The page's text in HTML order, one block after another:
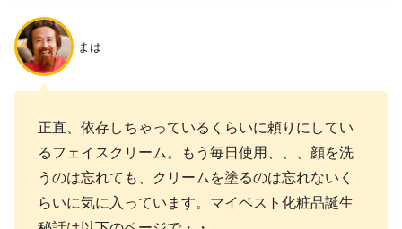
まは
正直、依存しちゃっているくらいに頼りにしてい
るフェイスクリーム。もう毎日使用、、、顔を洗
うのは忘れても、クリームを塗るのは忘れないく
らいに気に入っています。マイベスト化粧品誕生